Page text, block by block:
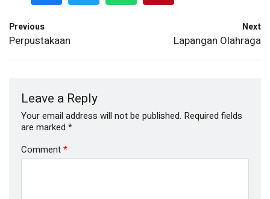
Previous
Perpustakaan
Next
Lapangan Olahraga
Leave a Reply
Your email address will not be published. Required fields
are marked *
Comment*